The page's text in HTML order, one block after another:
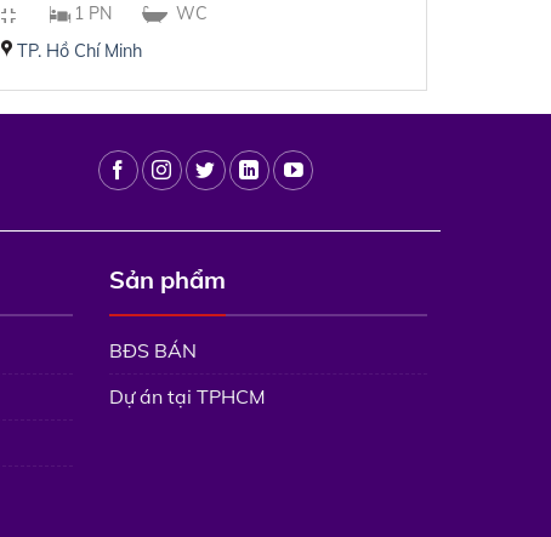
1 PN
WC
TP. Hồ Chí Minh
Sản phẩm
BĐS BÁN
Dự án tại TPHCM